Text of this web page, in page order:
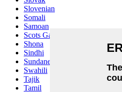
Slovenian
Somali
Samoan
Scots Gaelic
Shona
Sindhi
Sundanese
Swahili
Tajik
Tamil